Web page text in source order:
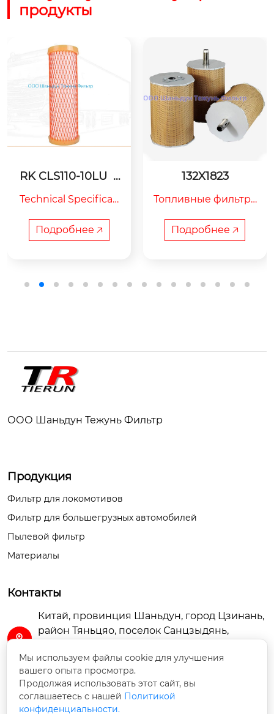
продукты
RK CLS110-10LU  Г
Technical Specificati
номер изделия
RK CLS110-10LU
вес‌。
Фильтрующая сред
Степень точности 10
соответствующий
T88-085-02+A/B; J570
Подробнее 🡥
132X1823
Топливные фильтру
защищают двигате
ль от абразивных ча
износ деталей.
Подробнее 🡥
ООО Шаньдун Тежунь Фильтр
Продукция
Фильтр для локомотивов
Фильтр для большегрузных автомобилей
Пылевой фильтр
Материалы
Контакты

Китай, провинция Шаньдун, город Цзинань,
район Тяньцяо, поселок Санцзыдянь,
помещение A3-102
sdtierun@163.com
Мы используем файлы cookie для улучшения
вашего опыта просмотра.
Продолжая использовать этот сайт, вы
соглашаетесь с нашей Политикой
конфиденциальности.